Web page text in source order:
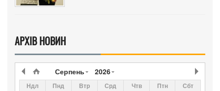
АРХІВ НОВИН
Серпень 2026
Ндл Пнд Втр Срд Чтв Птн Сбт